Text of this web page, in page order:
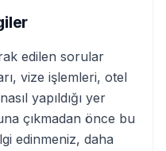
edilen sorular
vize işlemleri, otel
yapıldığı yer
çıkmadan önce bu
edinmeniz, daha